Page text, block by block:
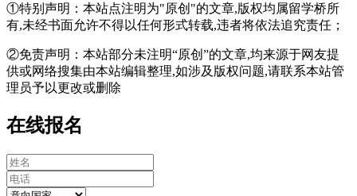
①特别声明：本站点注明为"原创"的文章,版权均属留学桥所
有,未经书面允许不得以任何形式转载,违者将依法追究责任；
②免责声明：本站部分未注明“原创”的文章,均来源于网友提
供或网络搜集由本站编辑整理,如涉及版权问题,请联系本站管
理员予以更改或删除
在线报名